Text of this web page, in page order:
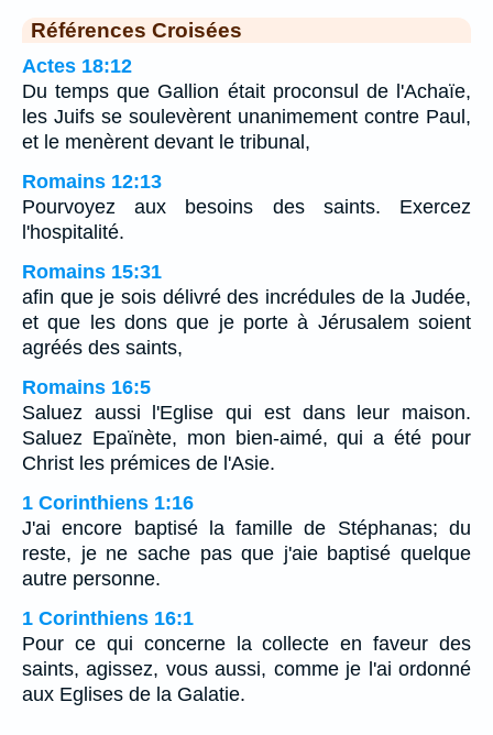
Références Croisées
Actes 18:12
Du temps que Gallion était proconsul de l'Achaïe,
les Juifs se soulevèrent unanimement contre Paul,
et le menèrent devant le tribunal,
Romains 12:13
Pourvoyez aux besoins des saints. Exercez
l'hospitalité.
Romains 15:31
afin que je sois délivré des incrédules de la Judée,
et que les dons que je porte à Jérusalem soient
agréés des saints,
Romains 16:5
Saluez aussi l'Eglise qui est dans leur maison.
Saluez Epaïnète, mon bien-aimé, qui a été pour
Christ les prémices de l'Asie.
1 Corinthiens 1:16
J'ai encore baptisé la famille de Stéphanas; du
reste, je ne sache pas que j'aie baptisé quelque
autre personne.
1 Corinthiens 16:1
Pour ce qui concerne la collecte en faveur des
saints, agissez, vous aussi, comme je l'ai ordonné
aux Eglises de la Galatie.